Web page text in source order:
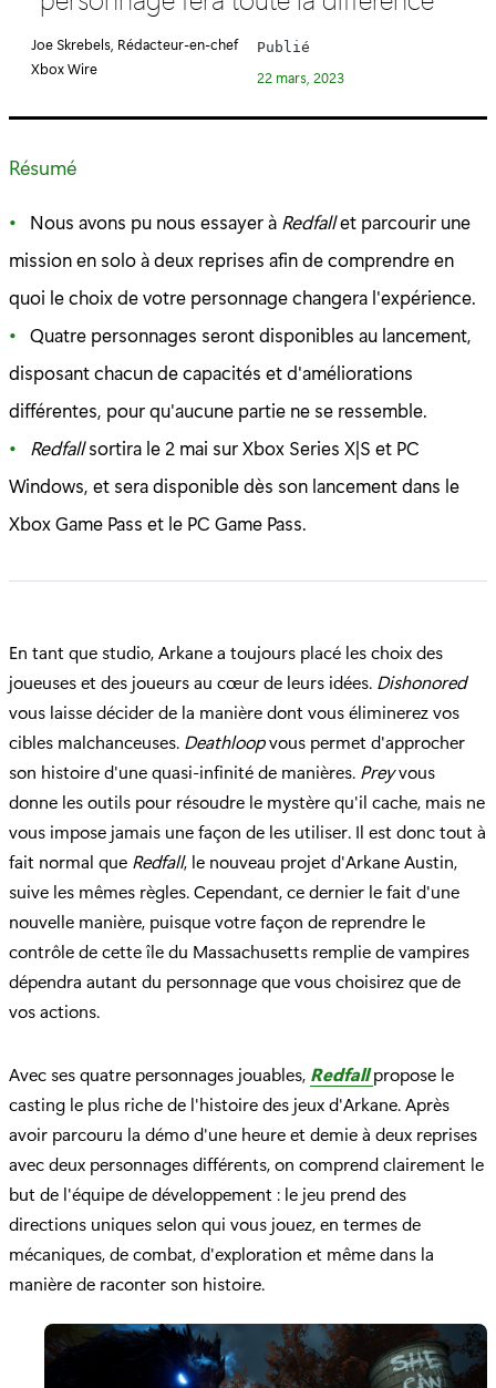
o
i
:
Joe Skrebels, Rédacteur-en-chef
Xbox Wire
Publié
22 mars, 2023
Résumé
Nous avons pu nous essayer à Redfallet parcourir une
mission en solo à deux reprises afin de comprendre en
quoi le choix de votre personnage changera l'expérience.
Quatre personnages seront disponibles au lancement,
disposant chacun de capacités et d'améliorations
différentes, pour qu'aucune partie ne se ressemble.
Redfallsortira le 2 mai sur Xbox Series X|S et PC
Windows, et sera disponible dès son lancement dans le
Xbox Game Pass et le PC Game Pass.
En tant que studio, Arkane a toujours placé les choix des
joueuses et des joueurs au cœur de leurs idées. Dishonored
vous laisse décider de la manière dont vous éliminerez vos
cibles malchanceuses. Deathloopvous permet d'approcher
son histoire d'une quasi-infinité de manières. Preyvous
donne les outils pour résoudre le mystère qu'il cache, mais ne
vous impose jamais une façon de les utiliser. Il est donc tout à
fait normal que Redfall, le nouveau projet d'Arkane Austin,
suive les mêmes règles. Cependant, ce dernier le fait d'une
nouvelle manière, puisque votre façon de reprendre le
contrôle de cette île du Massachusetts remplie de vampires
dépendra autant du personnage que vous choisirez que de
vos actions.
Avec ses quatre personnages jouables, Redfall propose le
casting le plus riche de l'histoire des jeux d'Arkane. Après
avoir parcouru la démo d'une heure et demie à deux reprises
avec deux personnages différents, on comprend clairement le
but de l'équipe de développement : le jeu prend des
directions uniques selon qui vous jouez, en termes de
mécaniques, de combat, d'exploration et même dans la
manière de raconter son histoire.